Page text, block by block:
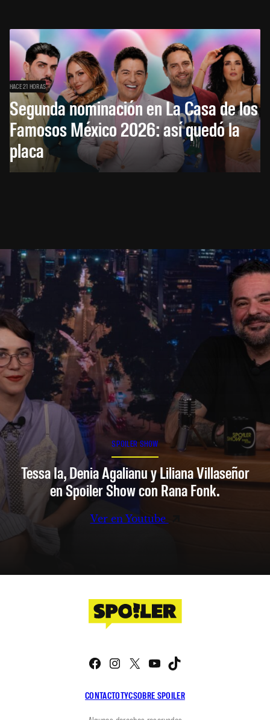
HACE 21 HORAS
Segunda nominación en La Casa de los
Famosos México 2026: así quedó la
placa
SPOILER SHOW
Tessa Ia, Denia Agalianu y Liliana Villaseñor
en Spoiler Show con Rana Fonk.
Ver en Youtube
CONTACTOTYCSOBRE SPOILER
Facebook
Instagram
X YouTube